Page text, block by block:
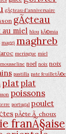
gÃ¢teau d'anniversaire
gÃ¢teau
au miel hlou kÃ©mia
maggi maghreb
meringue miel
mousseline noel noix noix
pastilla pate feuilletÃ©e
plat plat
poissons
portugal poulet
pÃ¢te Ã choux
franÃ§aise